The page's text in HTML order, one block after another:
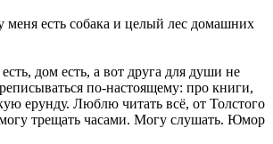
меня есть собака и целый лес домашних
дом есть, а вот друга для души не
по-настоящему: про книги,
ерунду. Люблю читать всё, от Толстого
трещать часами. Могу слушать. Юмор